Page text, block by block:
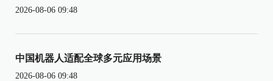
2026-08-06 09:48
中国机器人适配全球多元应用场景
2026-08-06 09:48